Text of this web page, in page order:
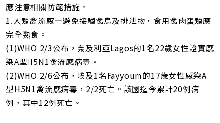
應注意相關防範措施。
1.人類禽流感—避免接觸禽鳥及排泄物，食用禽肉蛋類應
完全熟食。
(1)WHO 2/3公布，奈及利亞Lagos的1名22歲女性證實感
染A型H5N1禽流感病毒。
(2)WHO 2/6公布，埃及1名Fayyoum的17歲女性感染A
型H5N1禽流感病毒，2/2死亡。該國迄今累計20例病
例，其中12例死亡。